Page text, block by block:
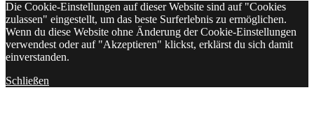
Die Cookie-Einstellungen auf dieser Website sind auf "Cookies
zulassen" eingestellt, um das beste Surferlebnis zu ermöglichen.
Wenn du diese Website ohne Änderung der Cookie-Einstellungen
verwendest oder auf "Akzeptieren" klickst, erklärst du sich damit
einverstanden.
Schließen